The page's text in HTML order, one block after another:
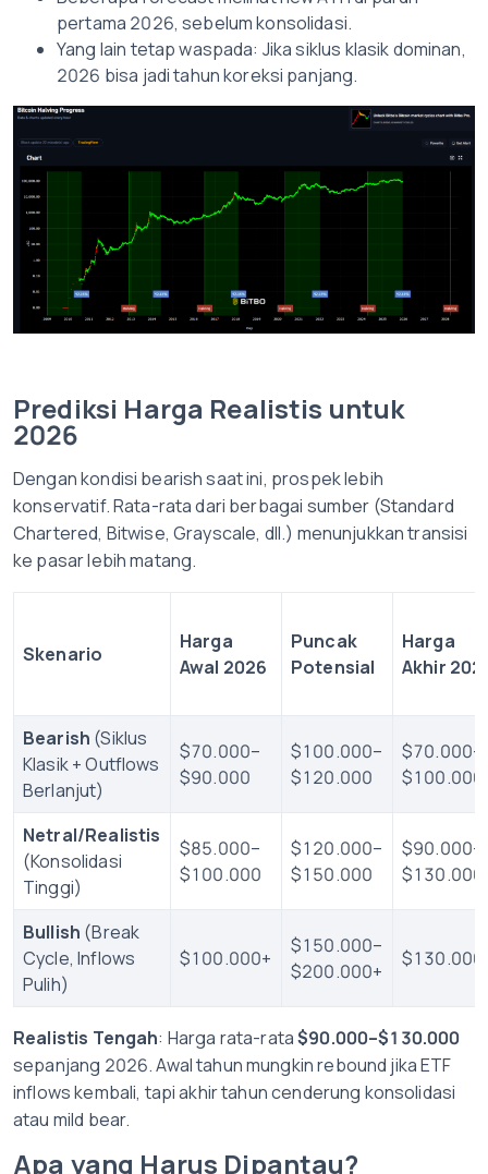
pertama 2026, sebelum konsolidasi.
Yang lain tetap waspada: Jika siklus klasik dominan,
2026 bisa jadi tahun koreksi panjang.
Prediksi Harga Realistis untuk
2026
Dengan kondisi bearish saat ini, prospek lebih
konservatif. Rata-rata dari berbagai sumber (Standard
Chartered, Bitwise, Grayscale, dll.) menunjukkan transisi
ke pasar lebih matang.
Skenario
Harga
Awal 2026
Puncak
Potensial
Harga
Akhir
Bearish (Siklus
Klasik + Outflows
Berlanjut)
$70.000–
$90.000
$100.000–
$120.000
$70.000–
$100.000
Netral/Realistis
(Konsolidasi
Tinggi)
$85.000–
$100.000
$120.000–
$150.000
$90.000–
$130.000
Bullish (Break
Cycle, Inflows
Pulih)
$100.000+
$150.000–
$200.000+
Realistis Tengah: Harga rata-rata$90.000–$130.000
sepanjang 2026. Awal tahun mungkin rebound jika ETF
inflows kembali, tapi akhir tahun cenderung konsolidasi
atau mild bear.
Apa yang Harus Dipantau?